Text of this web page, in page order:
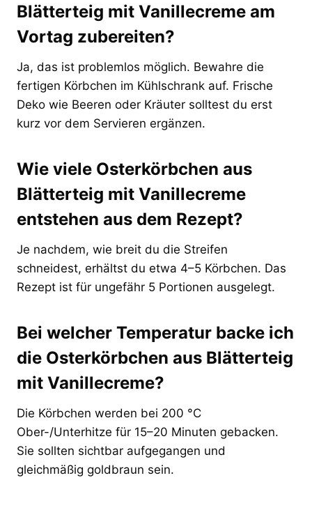
Blätterteig mit Vanillecreme am
Vortag zubereiten?
Ja, das ist problemlos möglich. Bewahre die
fertigen Körbchen im Kühlschrank auf. Frische
Deko wie Beeren oder Kräuter solltest du erst
kurz vor dem Servieren ergänzen.
Wie viele Osterkörbchen aus
Blätterteig mit Vanillecreme
entstehen aus dem Rezept?
Je nachdem, wie breit du die Streifen
schneidest, erhältst du etwa 4–5 Körbchen. Das
Rezept ist für ungefähr 5 Portionen ausgelegt.
Bei welcher Temperatur backe ich
die Osterkörbchen aus Blätterteig
mit Vanillecreme?
Die Körbchen werden bei 200 °C
Ober-/Unterhitze für 15–20 Minuten gebacken.
Sie sollten sichtbar aufgegangen und
gleichmäßig goldbraun sein.